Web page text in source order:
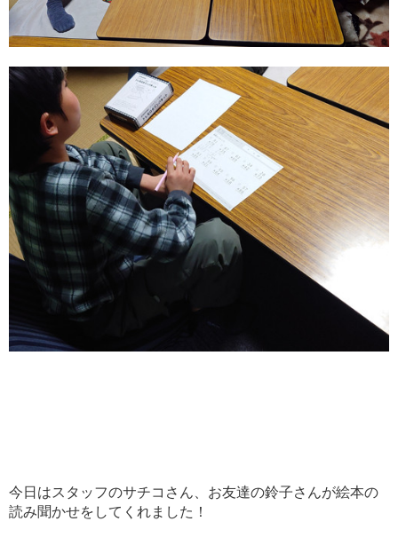
今日はスタッフのサチコさん、お友達の鈴子さんが絵本の
読み聞かせをしてくれました！